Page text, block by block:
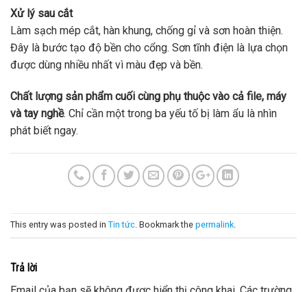
Xử lý sau cắt
Làm sạch mép cắt, hàn khung, chống gỉ và sơn hoàn thiện.
Đây là bước tạo độ bền cho cổng. Sơn tĩnh điện là lựa chọn
được dùng nhiều nhất vì màu đẹp và bền.
Chất lượng sản phẩm cuối cùng phụ thuộc vào cả file, máy
và tay nghề. Chỉ cần một trong ba yếu tố bị làm ẩu là nhìn
phát biết ngay.
This entry was posted in Tin tức . Bookmark the permalink
Trả lời